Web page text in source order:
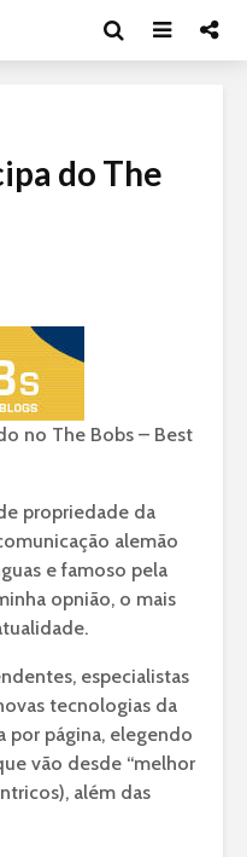
do The
no The Bobs – Best
propriedade da
alemão
e famoso pela
opnião, o mais
especialistas
tecnologias da
por página, elegendo
vão desde “melhor
além das